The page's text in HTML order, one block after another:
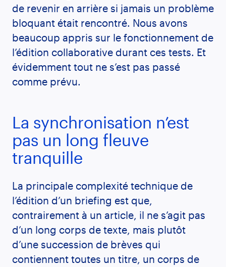
de revenir en arrière si jamais un problème
bloquant était rencontré. Nous avons
beaucoup appris sur le fonctionnement de
l’édition collaborative durant ces tests. Et
évidemment tout ne s’est pas passé
comme prévu.
La synchronisation n’est
pas un long fleuve
tranquille
La principale complexité technique de
l’édition d’un briefing est que,
contrairement à un article, il ne s’agit pas
d’un long corps de texte, mais plutôt
d’une succession de brèves qui
contiennent toutes un titre, un corps de